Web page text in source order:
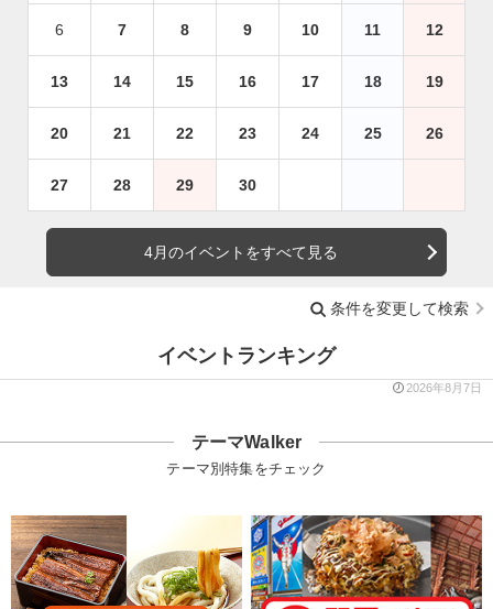
6 7 8 9 10 11 12
13 14 15 16 17 18 19
20 21 22 23 24 25 26
27 28 29 30
4月のイベントをすべて見る
条件を変更して検索
イベントランキング
2026年8月7日
テーマWalker
テーマ別特集をチェック